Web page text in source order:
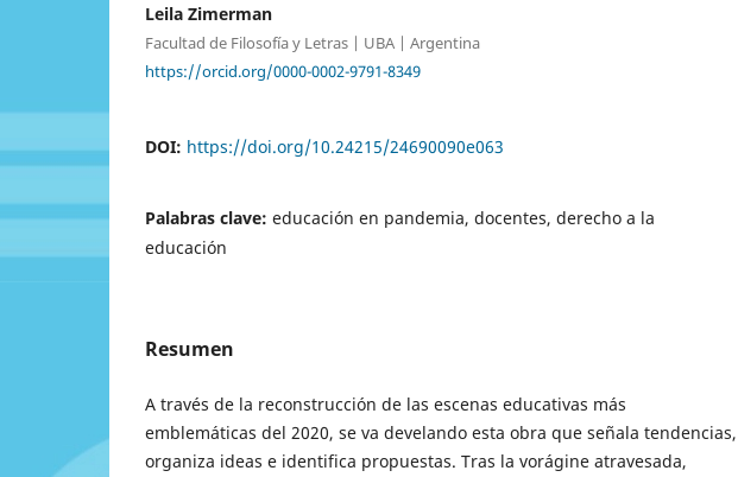
Leila Zimerman
Facultad de Filosofía y Letras | UBA | Argentina
https://orcid.org/0000-0002-9791-8349
DOI: https://doi.org/10.24215/24690090e063
Palabras clave: educación en pandemia, docentes, derecho a la
educación
Resumen
A través de la reconstrucción de las escenas educativas más
emblemáticas del 2020, se va develando esta obra que señala tendencias,
organiza ideas e identifica propuestas. Tras la vorágine atravesada,